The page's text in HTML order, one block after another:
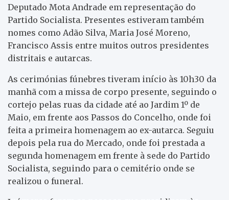
Deputado Mota Andrade em representação do
Partido Socialista. Presentes estiveram também
nomes como Adão Silva, Maria José Moreno,
Francisco Assis entre muitos outros presidentes
distritais e autarcas.
As cerimónias fúnebres tiveram início às 10h30 da
manhã com a missa de corpo presente, seguindo o
cortejo pelas ruas da cidade até ao Jardim 1º de
Maio, em frente aos Passos do Concelho, onde foi
feita a primeira homenagem ao ex-autarca. Seguiu
depois pela rua do Mercado, onde foi prestada a
segunda homenagem em frente à sede do Partido
Socialista, seguindo para o cemitério onde se
realizou o funeral.